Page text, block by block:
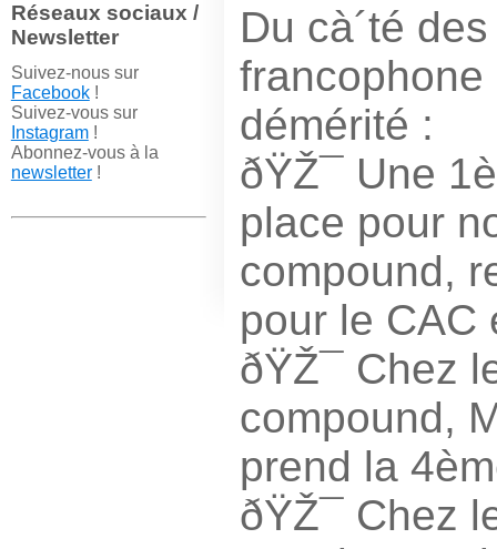
Réseaux sociaux /
Newsletter
Suivez-nous sur
Facebook!
Suivez-vous sur
Instagram!
Abonnez-vous à la
newsletter!
Du cà´té
francophone
démérité :
ðŸŽ¯ Une
place pour
compound,
pour le CAC
ðŸŽ¯ Chez
compound,
prend la
ðŸŽ¯ Chez